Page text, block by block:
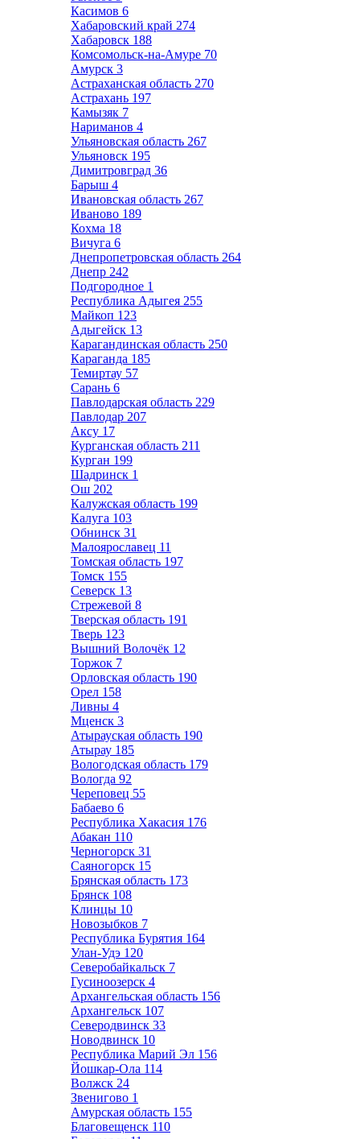
Касимов 6
Хабаровский край 274
Хабаровск 188
Комсомольск-на-Амуре 70
Амурск 3
Астраханская область 270
Астрахань 197
Камызяк 7
Нариманов 4
Ульяновская область 267
Ульяновск 195
Димитровград 36
Барыш 4
Ивановская область 267
Иваново 189
Кохма 18
Вичуга 6
Днепропетровская область 264
Днепр 242
Подгородное 1
Республика Адыгея 255
Майкоп 123
Адыгейск 13
Карагандинская область 250
Караганда 185
Темиртау 57
Сарань 6
Павлодарская область 229
Павлодар 207
Аксу 17
Курганская область 211
Курган 199
Шадринск 1
Ош 202
Калужская область 199
Калуга 103
Обнинск 31
Малоярославец 11
Томская область 197
Томск 155
Северск 13
Стрежевой 8
Тверская область 191
Тверь 123
Вышний Волочёк 12
Торжок 7
Орловская область 190
Орел 158
Ливны 4
Мценск 3
Атырауская область 190
Атырау 185
Вологодская область 179
Вологда 92
Череповец 55
Бабаево 6
Республика Хакасия 176
Абакан 110
Черногорск 31
Саяногорск 15
Брянская область 173
Брянск 108
Клинцы 10
Новозыбков 7
Республика Бурятия 164
Улан-Удэ 120
Северобайкальск 7
Гусиноозерск 4
Архангельская область 156
Архангельск 107
Северодвинск 33
Новодвинск 10
Республика Марий Эл 156
Йошкар-Ола 114
Волжск 24
Звенигово 1
Амурская область 155
Благовещенск 110